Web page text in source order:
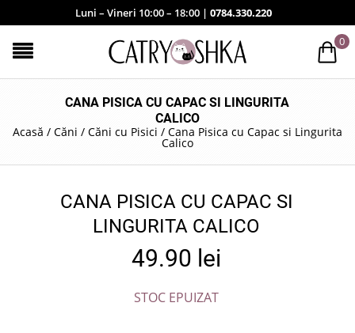
Luni – Vineri 10:00 – 18:00 | 0784.330.220
0
CANA PISICA CU CAPAC SI LINGURITA
CALICO
Acasă / Căni / Căni cu Pisici / Cana Pisica cu Capac si Lingurita
Calico
CANA PISICA CU CAPAC SI
LINGURITA CALICO
49.90 lei
STOC EPUIZAT